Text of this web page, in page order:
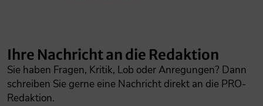
Ihre Nachricht an die Redaktion
Sie haben Fragen, Kritik, Lob oder Anregungen? Dann
schreiben Sie gerne eine Nachricht direkt an die PRO-
Redaktion.